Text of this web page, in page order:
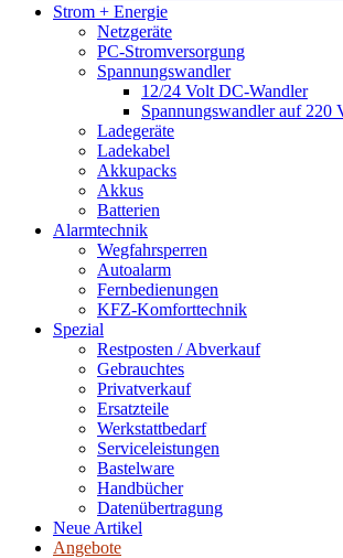
Strom + Energie
Netzgeräte
PC-Stromversorgung
Spannungswandler
12/24 Volt DC-Wandler
Spannungswandler auf 220
Ladegeräte
Ladekabel
Akkupacks
Akkus
Batterien
Alarmtechnik
Wegfahrsperren
Autoalarm
Fernbedienungen
KFZ-Komforttechnik
Spezial
Restposten / Abverkauf
Gebrauchtes
Privatverkauf
Ersatzteile
Werkstattbedarf
Serviceleistungen
Bastelware
Handbücher
Datenübertragung
Neue Artikel
Angebote